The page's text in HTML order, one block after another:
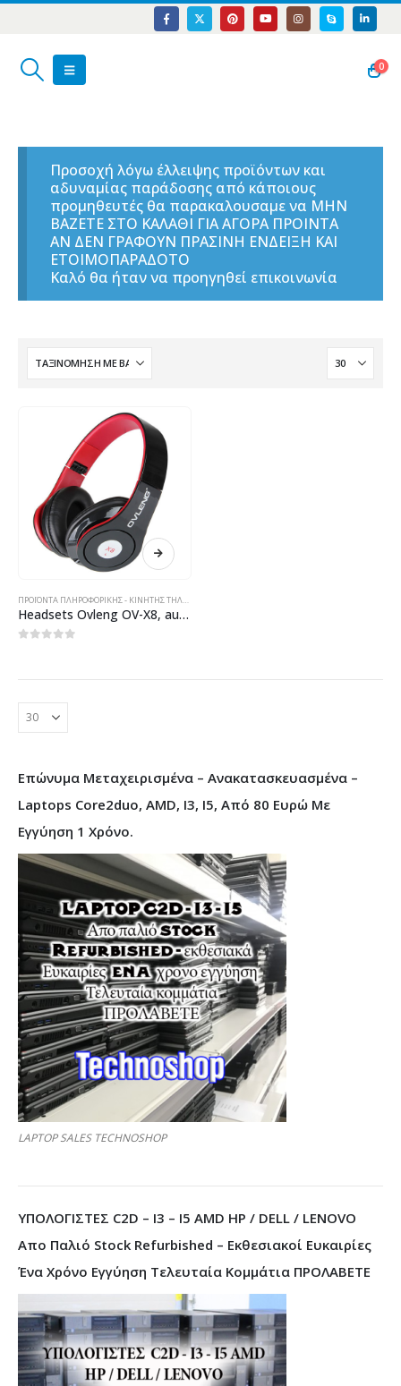
0
Προσοχή λόγω έλλειψης προϊόντων και
αδυναμίας παράδοσης από κάποιους
προμηθευτές θα παρακαλουσαμε να ΜΗΝ
ΒΑΖΕΤΕ ΣΤΟ ΚΑΛΑΘΙ ΓΙΑ ΑΓΟΡΑ ΠΡΟΙΝΤΑ
ΑΝ ΔΕΝ ΓΡΑΦΟΥΝ ΠΡΑΣΙΝΗ ΕΝΔΕΙΞΗ ΚΑΙ
ΕΤΟΙΜΟΠΑΡΑΔΟΤΟ
Καλό θα ήταν να προηγηθεί επικοινωνία
Headsets Ovleng OV-X8, audio, for smartphone with a microphone, Diffеrent colors – 20270
Επώνυμα Μεταχειρισμένα – Ανακατασκευασμένα –
Laptops Core2duo, AMD, I3, I5, Από 80 Ευρώ Με
Εγγύηση 1 Χρόνο.
LAPTOP SALES TECHNOSHOP
ΥΠΟΛΟΓΙΣΤΕΣ C2D – I3 – I5 AMD HP / DELL / LENOVO
Απο Παλιό Stock Refurbished – Εκθεσιακοί Ευκαιρίες
Ένα Χρόνο Εγγύηση Τελευταία Κομμάτια ΠΡΟΛΑΒΕΤΕ